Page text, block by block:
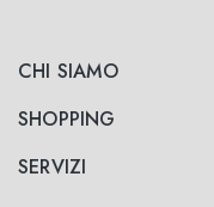
CHI SIAMO
SHOPPING
SERVIZI